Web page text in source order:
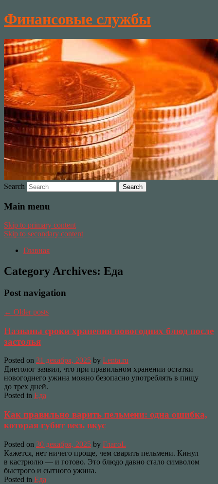
Финансовые службы
Search
Main menu
Skip to primary content
Skip to secondary content
Главная
Category Archives: Еда
Post navigation
← Older posts
Названы сроки хранения новогодних блюд после
застолья
Posted on 31 декабря, 2025 by Lenta.ru
Диетолог заявил, что при правильном хранении остатки
новогоднего ужина можно безопасно употреблять в пищу
до трех дней.
Posted in Еда
Как правильно варить пельмени: одна ошибка,
которая губит весь вкус
Posted on 30 декабря, 2025 by ГлагоL
Кажется, нет ничего проще, чем сварить пельмени. Кинул
в кастрюлю — и готово. Это блюдо давно стало символом
быстрого и сытного ужина.
Posted in Еда